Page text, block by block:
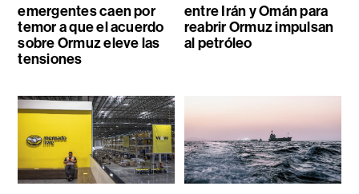
emergentes caen por
temor a que el acuerdo
sobre Ormuz eleve las
tensiones
entre Irán y Omán para
reabrir Ormuz impulsan
al petróleo